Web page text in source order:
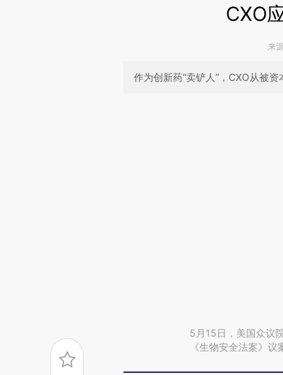
CXO
来
作为创新药“卖铲人”，CXO从被
5月15日，美国众议
《生物安全法案》